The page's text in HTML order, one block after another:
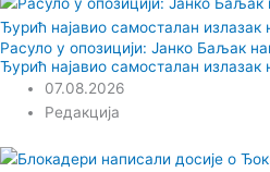
Расуло у опозицији: Јанко Баљак
Ђурић најавио самосталан
07.08.2026
Редакција